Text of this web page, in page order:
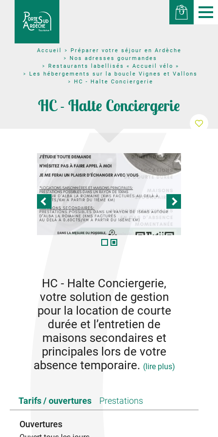
Accueil
Préparer votre séjour en Ardèche
Nos adresses gourmandes
Restaurants labellisés « Accueil vélo »
Les hébergements sur la boucle Vignes et Vallons
HC - Halte Conciergerie
HC - Halte Conciergerie
HC - Halte Conciergerie,
votre solution de gestion
pour la location de courte
durée et l’entretien de
maisons secondaires et
principales lors de votre
absence temporaire. (lire plus)
Alba-la-Romaine depuis 11 ans et je suis Ardéchoise
depuis toujours.
Mon métier initial? Educatrice dans un foyer
Tarifs / ouvertures Prestations
Ouvertures